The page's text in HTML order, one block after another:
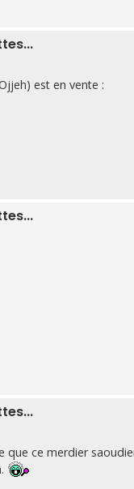
est en vente :
ce merdier